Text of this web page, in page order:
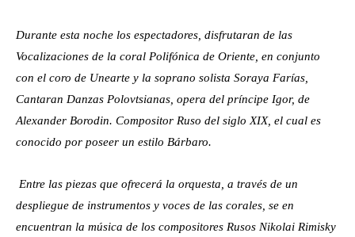
Durante esta noche los espectadores, disfrutaran de las
Vocalizaciones de la coral Polifónica de Oriente, en conjunto
con el coro de Unearte y la soprano solista Soraya Farías,
Cantaran Danzas Polovtsianas, opera del príncipe Igor, de
Alexander Borodin. Compositor Ruso del siglo XIX, el cual es
conocido por poseer un estilo Bárbaro.
Entre las piezas que ofrecerá la orquesta, a través de un
despliegue de instrumentos y voces de las corales, se en
encuentran la música de los compositores Rusos Nikolai Rimisky